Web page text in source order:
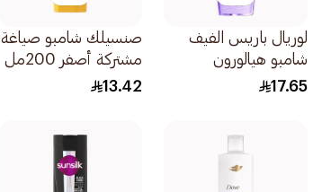
لوريال باريس الفيف
شامبو هيالورون
مويستشر لترطيب
17.65
صنسيلك شامبو صياغة
مشتركة أصفر 200مل
13.42